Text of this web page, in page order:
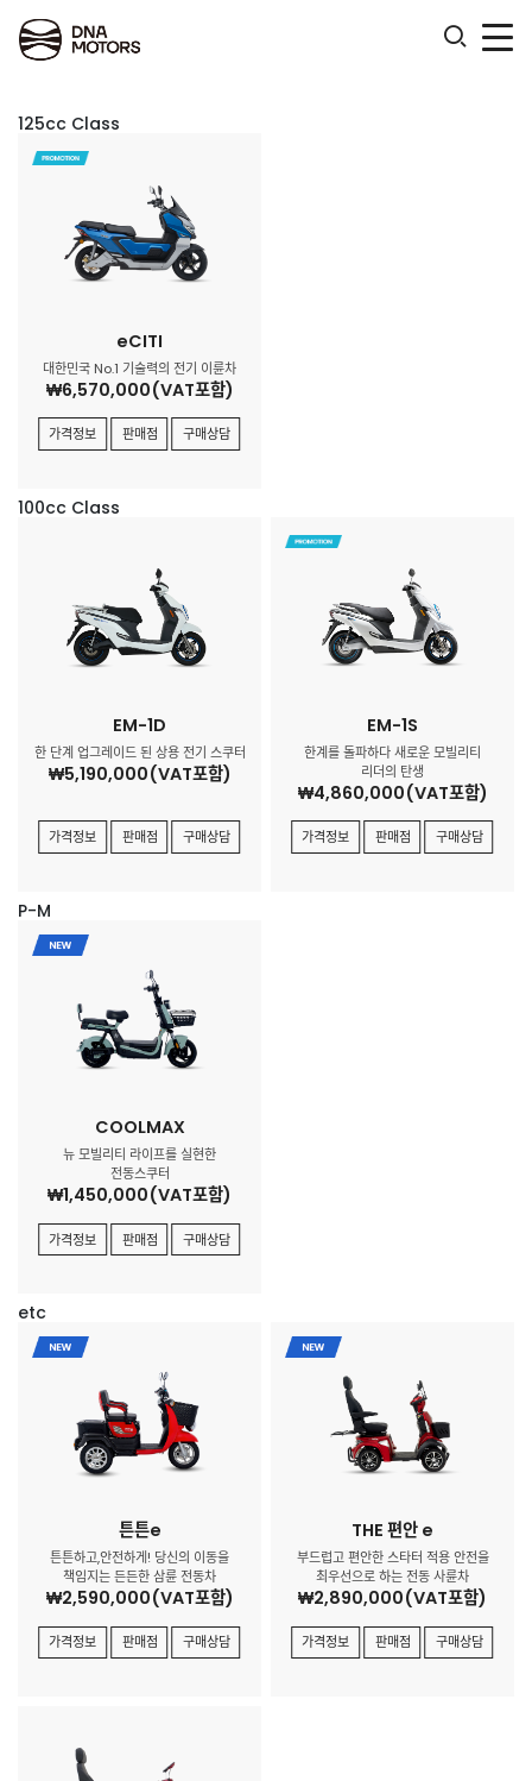
125cc Class
eCITI
대한민국 No.1 기술력의 전기 이륜차
₩6,570,000(VAT포함)
가격정보 판매점 구매상담
100cc Class
EM-1D
한 단계 업그레이드 된 상용 전기 스쿠터
₩5,190,000(VAT포함)
가격정보 판매점 구매상담
EM-1S
한계를 돌파하다 새로운 모빌리티
리더의 탄생
₩4,860,000(VAT포함)
가격정보 판매점 구매상담
P-M
COOLMAX
뉴 모빌리티 라이프를 실현한
전동스쿠터
₩1,450,000(VAT포함)
가격정보 판매점 구매상담
etc
튼튼e
튼튼하고,안전하게! 당신의 이동을
책임지는 든든한 삼륜 전동차
₩2,590,000(VAT포함)
가격정보 판매점 구매상담
THE 편안 e
부드럽고 편안한 스타터 적용 안전을
최우선으로 하는 전동 사륜차
₩2,890,000(VAT포함)
가격정보 판매점 구매상담